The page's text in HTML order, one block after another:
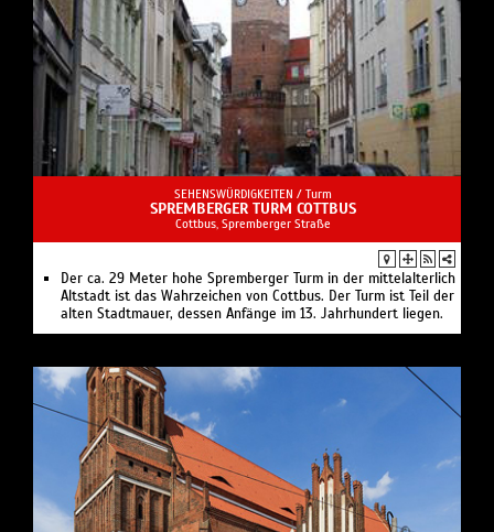
SEHENSWÜRDIGKEITEN / Turm
SPREMBERGER TURM COTTBUS
Cottbus, Spremberger Straße
Der ca. 29 Meter hohe Spremberger Turm in der mittelalterlich
Altstadt ist das Wahrzeichen von Cottbus. Der Turm ist Teil der
alten Stadtmauer, dessen Anfänge im 13. Jahrhundert liegen.